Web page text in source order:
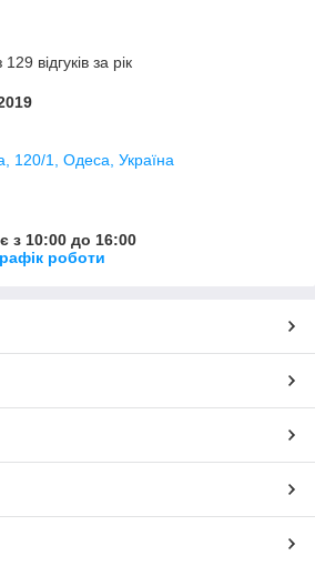
відгуків за рік
120/1, Одеса, Україна
з 10:00 до 16:00
роботи